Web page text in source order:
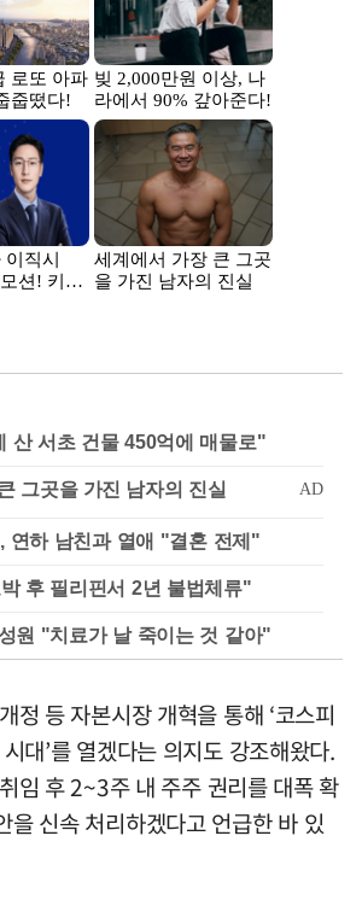
산 서초 건물 450억에 매물로"
연하 남친과 열애 "결혼 전제"
후 필리핀서 2년 불법체류"
원 "치료가 날 죽이는 것 같아"
정 등 자본시장 개혁을 통해 ‘코스피
대’를 열겠다는 의지도 강조해왔다.
임 후 2~3주 내 주주 권리를 대폭 확
을 신속 처리하겠다고 언급한 바 있